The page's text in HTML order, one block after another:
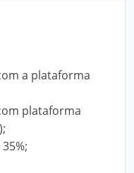
a plataforma
plataforma